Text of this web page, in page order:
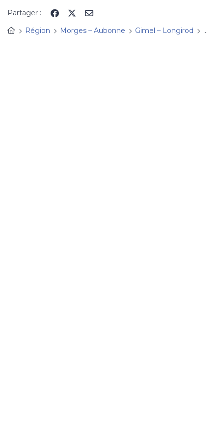
Partager :
Région
Morges – Aubonne Gimel – Longirod